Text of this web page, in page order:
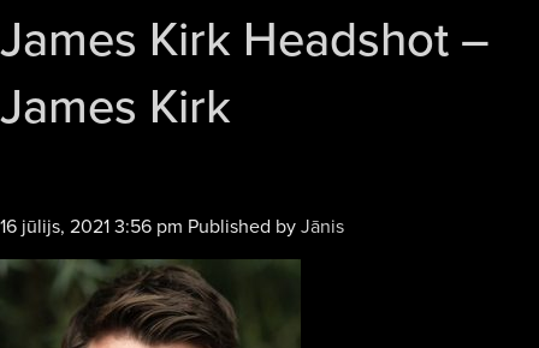
James Kirk Headshot –
James Kirk
16 jūlijs, 2021 3:56 pm Published byJānis